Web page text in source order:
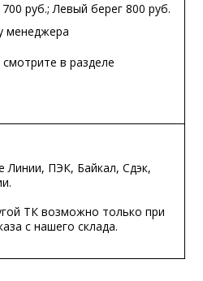
руб.; Левый берег 800 руб.
менеджера
в разделе
ПЭК, Байкал, Сдэк,
ТК возможно только при
с нашего склада.